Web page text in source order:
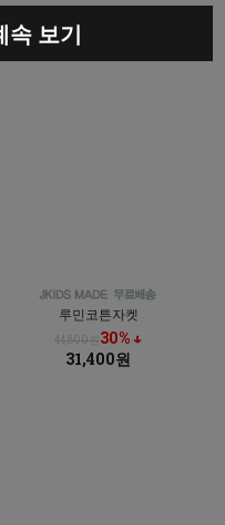
루민코튼자켓
44,800원30% ↓
31,400원
속 보기